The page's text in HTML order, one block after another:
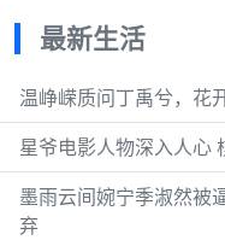
最新生活
温峥嵘质问丁禹兮，花
星爷电影人物深入人心
墨雨云间婉宁季淑然被
弃